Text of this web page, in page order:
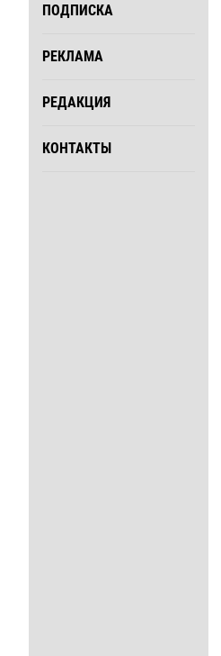
ПОДПИСКА
РЕКЛАМА
РЕДАКЦИЯ
КОНТАКТЫ